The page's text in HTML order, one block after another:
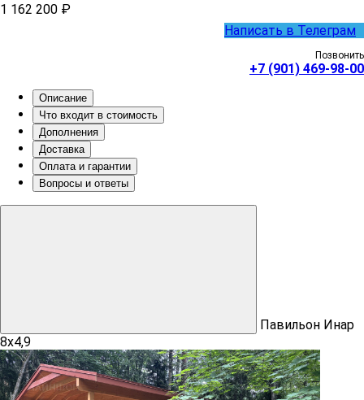
1 162 200 ₽
Написать в Телеграм
Позвонить
+7 (901) 469-98-00
Описание
Что входит в стоимость
Дополнения
Доставка
Оплата и гарантии
Вопросы и ответы
Павильон Инар
8х4,9